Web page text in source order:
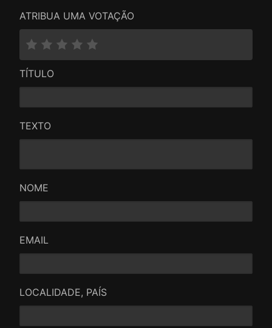
ATRIBUA UMA VOTAÇÃO
TÍTULO
TEXTO
NOME
EMAIL
LOCALIDADE, PAÍS